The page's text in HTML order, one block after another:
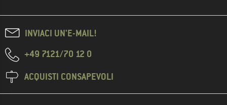
INVIACI UN'E-MAIL!
+49 7121/70 12 0
ACQUISTI CONSAPEVOLI